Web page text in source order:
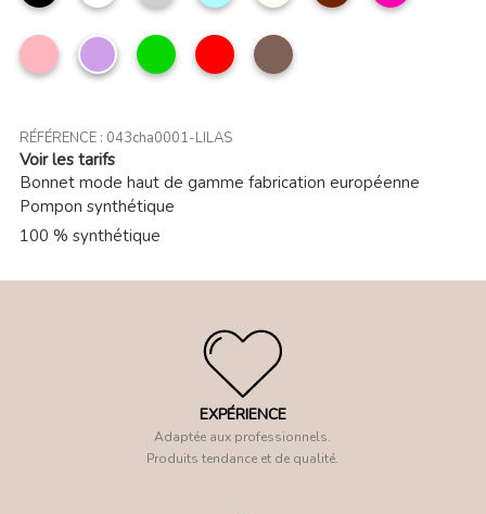
ciel
Rose
clair
Parme Vert Rouge taupe
RÉFÉRENCE : 043cha0001-LILAS
Voir les tarifs
Bonnet mode haut de gamme fabrication européenne
Pompon synthétique
100 % synthétique
EXPÉRIENCE
Adaptée aux professionnels.
Produits tendance et de qualité.